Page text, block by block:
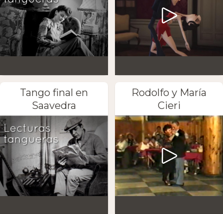
Tango final en
Saavedra
Rodolfo y María
Cieri